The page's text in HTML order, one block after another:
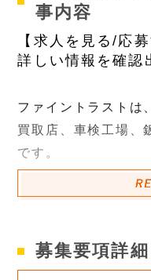
事内容
【求人を見る/応
詳しい情報を確認
ファイントラストは
買取店、車検工場、
です。
この度、販売台数が
募集要項詳細